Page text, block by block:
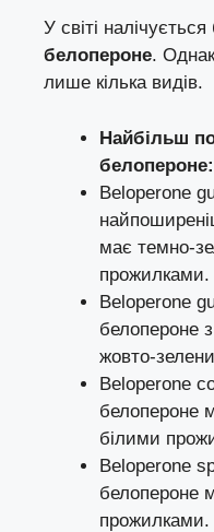
У світі
белопероне.
лише кілька видів.
Найбільш
белопероне:
Beloperone
має темно-
прожилками.
Beloperone
белопероне
жовто-
Beloperone
белопероне
білими
Beloperone
белопероне
прожилками.